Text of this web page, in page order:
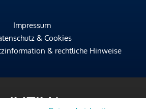
Impressum
& Cookies
& rechtliche Hinweise